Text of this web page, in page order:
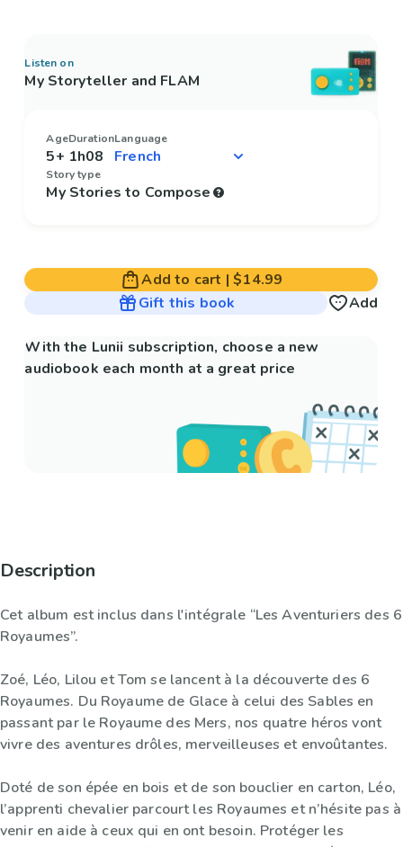
Listen on
My Storyteller and FLAM
Age
5+
Duration
1h08
Language
Story type
My Stories to Compose
Add to cart |$14.99
Gift this book
Add
With the Lunii subscription, choose a new
audiobook each month at a great price
Description
Cet album est inclus dans l'intégrale “Les Aventuriers des 6
Royaumes”.
Zoé, Léo, Lilou et Tom se lancent à la découverte des 6
Royaumes. Du Royaume de Glace à celui des Sables en
passant par le Royaume des Mers, nos quatre héros vont
vivre des aventures drôles, merveilleuses et envoûtantes.
Doté de son épée en bois et de son bouclier en carton, Léo,
l’apprenti chevalier parcourt les Royaumes et n’hésite pas à
venir en aide à ceux qui en ont besoin. Protéger les